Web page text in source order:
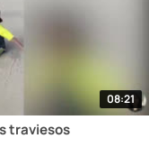
08:21
traviesos